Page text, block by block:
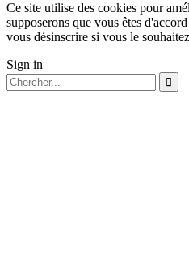
Ce site utilise des cookies pour
supposerons que vous êtes
vous désinscrire si vous le
Sign in